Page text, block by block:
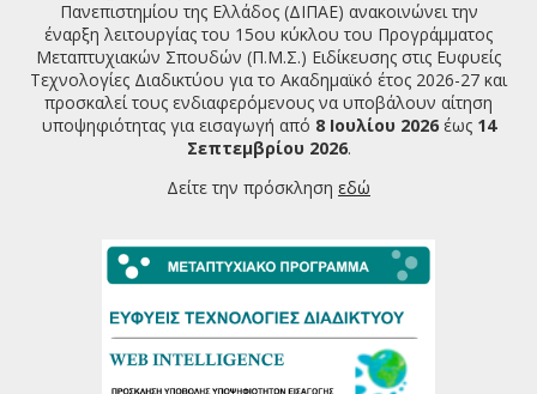
Πανεπιστημίου της Ελλάδος (ΔΙΠΑΕ) ανακοινώνει την
έναρξη λειτουργίας του 15ου κύκλου του Προγράμματος
Μεταπτυχιακών Σπουδών (Π.Μ.Σ.) Ειδίκευσης στις Ευφυείς
Τεχνολογίες Διαδικτύου για το Ακαδημαϊκό έτος 2026-27 και
προσκαλεί τους ενδιαφερόμενους να υποβάλουν αίτηση
υποψηφιότητας για εισαγωγή από 8 Ιουλίου 2026 έως 14
Σεπτεμβρίου 2026.
Δείτε την πρόσκληση εδώ